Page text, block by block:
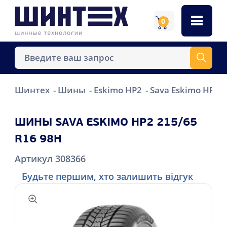
0
Шинтех Шины Eskimo HP2 Sava Eskimo HP2
ШИНЫ SAVA ESKIMO HP2 215/65
R16 98H
Артикул 308366
Будьте першим, хто залишить відгук